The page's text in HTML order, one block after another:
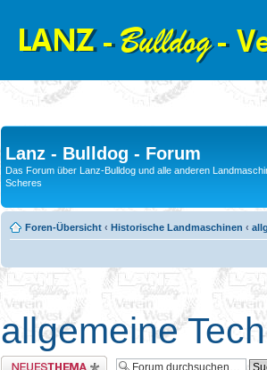
Lanz - Bulldog - Forum
Das Forum über Lanz-Bulldog und alle anderen
Scheres
Foren-Übersicht ‹ Historische Landmaschinen ‹
allgemeine
Neues Thema erstellen